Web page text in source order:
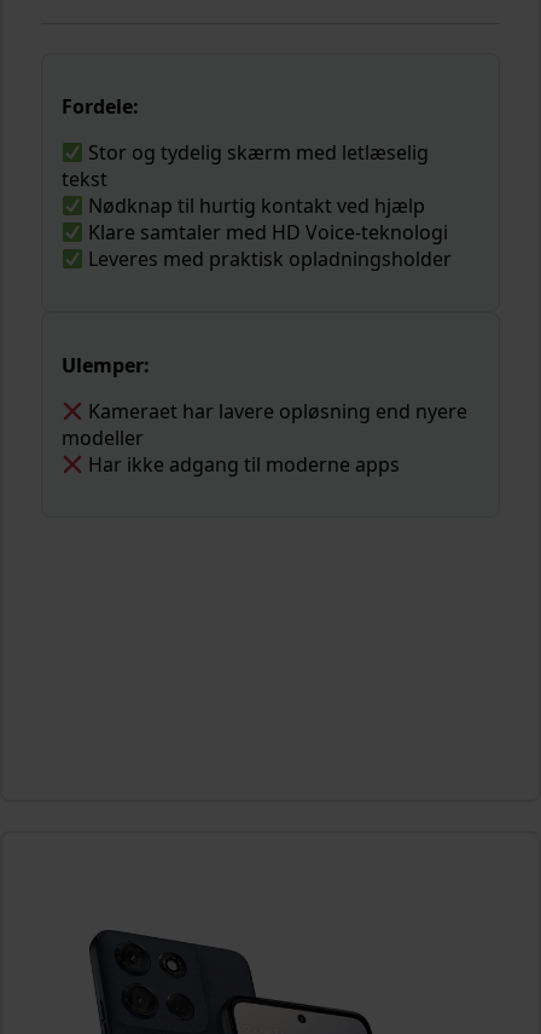
Fordele:
Stor og tydelig skærm med letlæselig
tekst
Nødknap til hurtig kontakt ved hjælp
Klare samtaler med HD Voice-teknologi
Leveres med praktisk opladningsholder
Ulemper:
Kameraet har lavere opløsning end nyere
modeller
Har ikke adgang til moderne apps